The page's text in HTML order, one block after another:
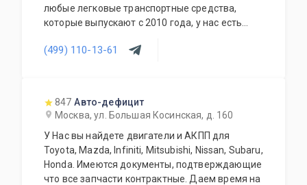
любые легковые транспортные средства,
которые выпускают с 2010 года, у нас есть
средства УАЗ, Лада и все иностранные
Mercedes-Benz.
(499) 110-13-61
847 Авто-дефицит
Москва, ул. Большая Косинская, д. 160
У Нас вы найдете двигатели и АКПП для
Toyota, Mazda, Infiniti, Mitsubishi, Nissan, Subaru,
Honda. Имеются документы, подтверждающие
что все запчасти контрактные. Даем время на